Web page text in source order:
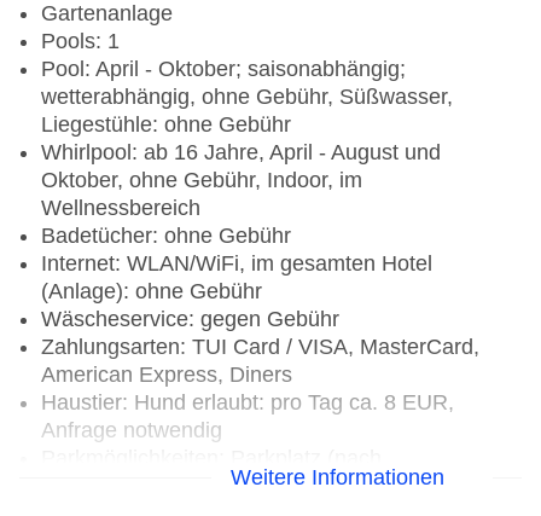
Gartenanlage
Pools: 1
Pool: April - Oktober; saisonabhängig;
wetterabhängig, ohne Gebühr, Süßwasser,
Liegestühle: ohne Gebühr
Whirlpool: ab 16 Jahre, April - August und
Oktober, ohne Gebühr, Indoor, im
Wellnessbereich
Badetücher: ohne Gebühr
Internet: WLAN/WiFi, im gesamten Hotel
(Anlage): ohne Gebühr
Wäscheservice: gegen Gebühr
Zahlungsarten: TUI Card / VISA, MasterCard,
American Express, Diners
Haustier: Hund erlaubt: pro Tag ca. 8 EUR,
Anfrage notwendig
Verfügbarkeit), unbewacht: ohne Gebühr
Weitere Informationen